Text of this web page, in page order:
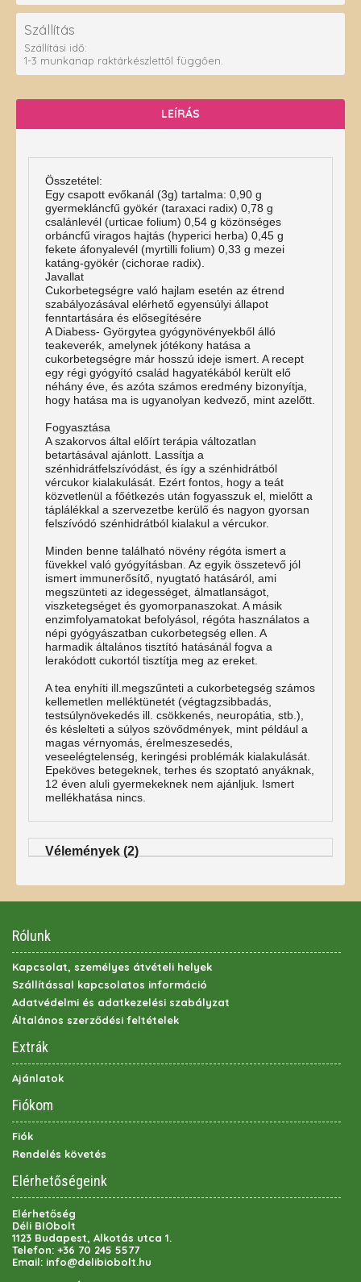
Szállítás
Szállítási idő:
1-3 munkanap raktárkészlettől függően.
LEÍRÁS
Összetétel:
Egy csapott evőkanál (3g) tartalma: 0,90 g
gyermekláncfű gyökér (taraxaci radix) 0,78 g
csalánlevél (urticae folium) 0,54 g közönséges
orbáncfű viragos hajtás (hyperici herba) 0,45 g
fekete áfonyalevél (myrtilli folium) 0,33 g mezei
katáng-gyökér (cichorae radix).
Javallat
Cukorbetegségre való hajlam esetén az étrend
szabályozásával elérhető egyensúlyi állapot
fenntartására és elősegítésére
A Diabess- Györgytea gyógynövényekből álló
teakeverék, amelynek jótékony hatása a
cukorbetegségre már hosszú ideje ismert. A recept
egy régi gyógyító család hagyatékából került elő
néhány éve, és azóta számos eredmény bizonyítja,
hogy hatása ma is ugyanolyan kedvező, mint azelőtt.
Fogyasztása
A szakorvos által előírt terápia változatlan
betartásával ajánlott. Lassítja a
szénhidrátfelszívódást, és így a szénhidrátból
vércukor kialakulását. Ezért fontos, hogy a teát
közvetlenül a főétkezés után fogyasszuk el, mielőtt a
táplálékkal a szervezetbe kerülő és nagyon gyorsan
felszívódó szénhidrátból kialakul a vércukor.
Minden benne található növény régóta ismert a
füvekkel való gyógyításban. Az egyik összetevő jól
ismert immunerősítő, nyugtató hatásáról, ami
megszünteti az idegességet, álmatlanságot,
viszketegséget és gyomorpanaszokat. A másik
enzimfolyamatokat befolyásol, régóta használatos a
népi gyógyászatban cukorbetegség ellen. A
harmadik általános tisztító hatásánál fogva a
lerakódott cukortól tisztítja meg az ereket.
A tea enyhíti ill.megszűnteti a cukorbetegség számos
kellemetlen melléktünetét (végtagzsibbadás,
testsúlynövekedés ill. csökkenés, neuropátia, stb.),
és késlelteti a súlyos szövődmények, mint például a
magas vérnyomás, érelmeszesedés,
veseelégtelenség, keringési problémák kialakulását.
Epeköves betegeknek, terhes és szoptató anyáknak,
12 éven aluli gyermekeknek nem ajánljuk. Ismert
mellékhatása nincs.
Vélemények (2)
Rólunk
Kapcsolat, személyes átvételi helyek
Szállítással kapcsolatos információ
Adatvédelmi és adatkezelési szabályzat
Általános szerződési feltételek
Extrák
Ajánlatok
Fiókom
Fiók
Rendelés követés
Elérhetőségeink
Elérhetőség
Déli BIObolt
1123 Budapest, Alkotás utca 1.
Telefon: +36 70 245 5577
Email: info@delibiobolt.hu